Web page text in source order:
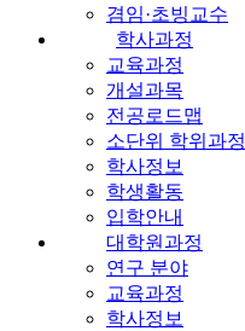
겸임·초빙교수
학사과정
교육과정
개설과목
전공로드맵
소단위 학위과정
학사정보
학생활동
입학안내
대학원과정
연구 분야
교육과정
학사정보